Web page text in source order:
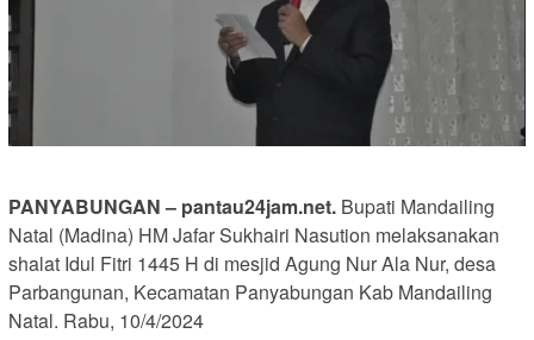
PANYABUNGAN – pantau24jam.net. Bupati Mandailing
Natal (Madina) HM Jafar Sukhairi Nasution melaksanakan
shalat Idul Fitri 1445 H di mesjid Agung Nur Ala Nur, desa
Parbangunan, Kecamatan Panyabungan Kab Mandailing
Natal. Rabu, 10/4/2024